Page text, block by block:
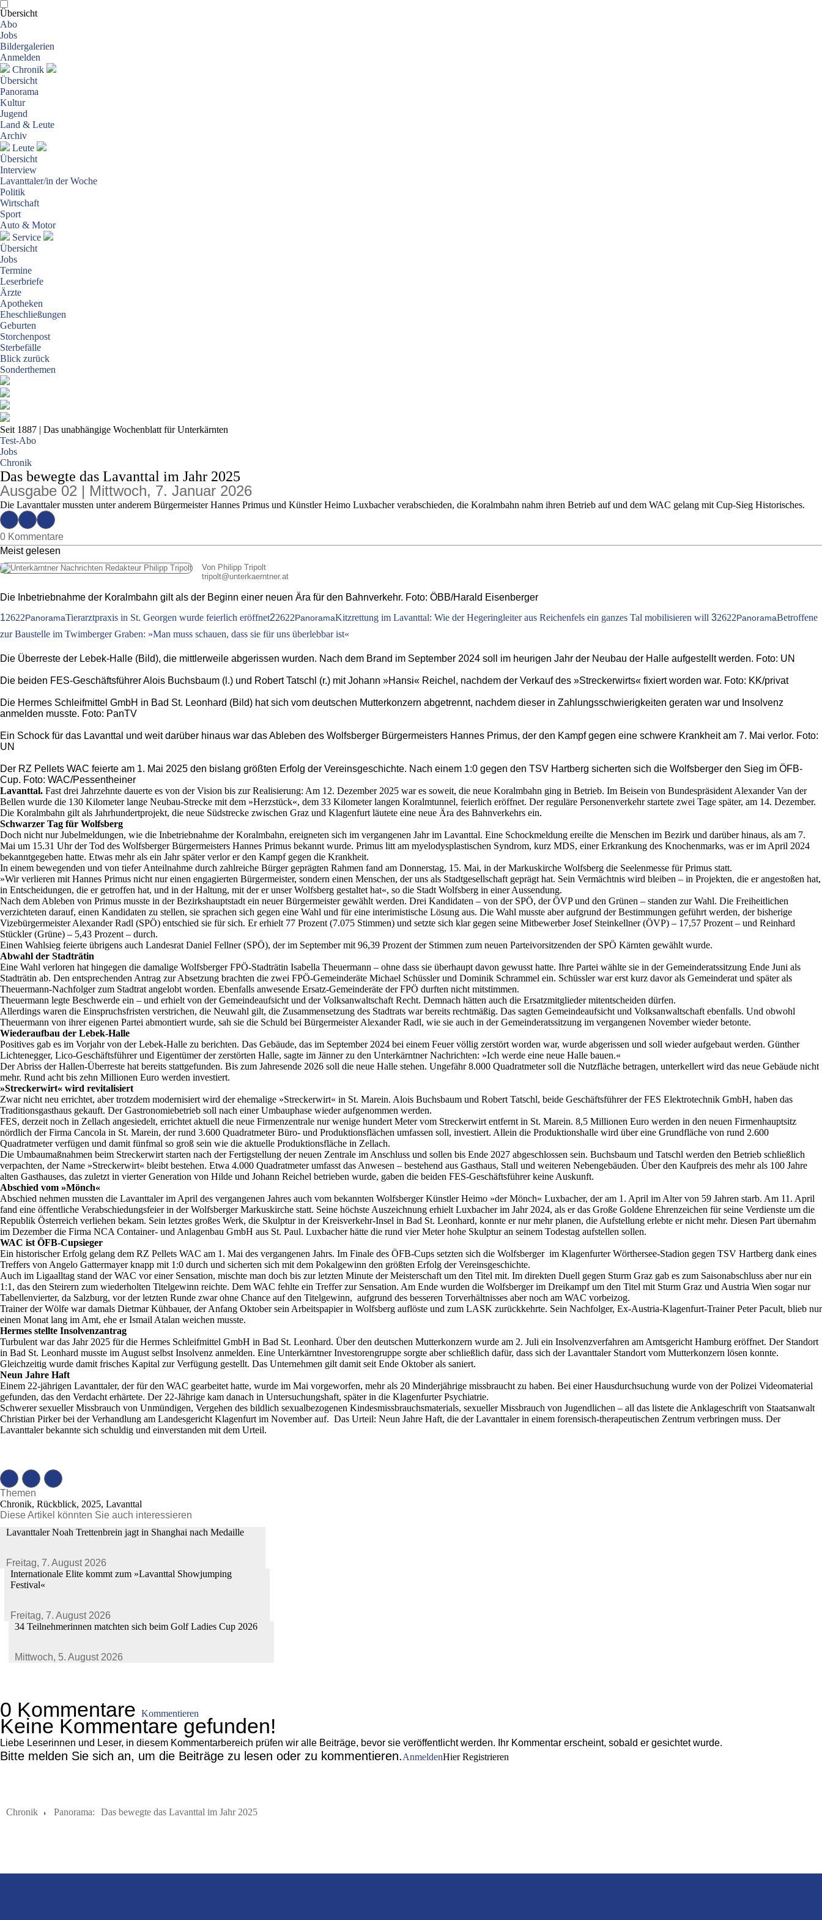
Übersicht
Abo
Jobs
Bildergalerien
Anmelden
Chronik
Übersicht
Panorama
Kultur
Jugend
Land & Leute
Archiv
Leute
Übersicht
Interview
Lavanttaler/in der Woche
Politik
Wirtschaft
Sport
Auto & Motor
Service
Übersicht
Jobs
Termine
Leserbriefe
Ärzte
Apotheken
Eheschließungen
Geburten
Storchenpost
Sterbefälle
Blick zurück
Sonderthemen
Seit 1887 | Das unabhängige Wochenblatt für Unterkärnten
Test-Abo
Jobs
Chronik
Das bewegte das Lavanttal im Jahr 2025
Ausgabe 02 | Mittwoch, 7. Januar 2026
Die Lavanttaler mussten unter anderem Bürgermeister Hannes Primus und Künstler Heimo Luxbacher verabschieden, die Koralmbahn nahm ihren Betrieb auf und dem WAC gelang mit Cup-Sieg Historisches.
0 Kommentare
Meist gelesen
Von Philipp Tripolt
tripolt@unterkaerntner.at
Die Inbetriebnahme der Koralmbahn gilt als der Beginn einer neuen Ära für den Bahnverkehr. Foto: ÖBB/Harald Eisenberger
12622PanoramaTierarztpraxis in St. Georgen wurde feierlich eröffnet22622PanoramaKitzrettung im Lavanttal: Wie der Hegeringleiter aus Reichenfels ein ganzes Tal mobilisieren will 32622PanoramaBetroffene
zur Baustelle im Twimberger Graben: »Man muss schauen, dass sie für uns überlebbar ist«
Die Überreste der Lebek-Halle (Bild), die mittlerweile abgerissen wurden. Nach dem Brand im September 2024 soll im heurigen Jahr der Neubau der Halle aufgestellt werden. Foto: UN
Die beiden FES-Geschäftsführer Alois Buchsbaum (l.) und Robert Tatschl (r.) mit Johann »Hansi« Reichel, nachdem der Verkauf des »Streckerwirts« fixiert worden war. Foto: KK/privat
Die Hermes Schleifmittel GmbH in Bad St. Leonhard (Bild) hat sich vom deutschen Mutterkonzern abgetrennt, nachdem dieser in Zahlungsschwierigkeiten geraten war und Insolvenz
anmelden musste. Foto: PanTV
Ein Schock für das Lavanttal und weit darüber hinaus war das Ableben des Wolfsberger Bürgermeisters Hannes Primus, der den Kampf gegen eine schwere Krankheit am 7. Mai verlor. Foto:
UN
Der RZ Pellets WAC feierte am 1. Mai 2025 den bislang größten Erfolg der Vereinsgeschichte. Nach einem 1:0 gegen den TSV Hartberg sicherten sich die Wolfsberger den Sieg im ÖFB-
Cup. Foto: WAC/Pessentheiner
Lavanttal. Fast drei Jahrzehnte dauerte es von der Vision bis zur Realisierung: Am 12. Dezember 2025 war es soweit, die neue Koralmbahn ging in Betrieb. Im Beisein von Bundespräsident Alexander Van der
Bellen wurde die 130 Kilometer lange Neubau-Strecke mit dem »Herzstück«, dem 33 Kilometer langen Koralmtunnel, feierlich eröffnet. Der reguläre Personenverkehr startete zwei Tage später, am 14. Dezember.
Die Koralmbahn gilt als Jahrhundertprojekt, die neue Südstrecke zwischen Graz und Klagenfurt läutete eine neue Ära des Bahnverkehrs ein.
Schwarzer Tag für Wolfsberg
Doch nicht nur Jubelmeldungen, wie die Inbetriebnahme der Koralmbahn, ereigneten sich im vergangenen Jahr im Lavanttal. Eine Schockmeldung ereilte die Menschen im Bezirk und darüber hinaus, als am 7.
Mai um 15.31 Uhr der Tod des Wolfsberger Bürgermeisters Hannes Primus bekannt wurde. Primus litt am myelodysplastischen Syndrom, kurz MDS, einer Erkrankung des Knochenmarks, was er im April 2024
bekanntgegeben hatte. Etwas mehr als ein Jahr später verlor er den Kampf gegen die Krankheit.
In einem bewegenden und von tiefer Anteilnahme durch zahlreiche Bürger geprägten Rahmen fand am Donnerstag, 15. Mai, in der Markuskirche Wolfsberg die Seelenmesse für Primus statt.
»Wir verlieren mit Hannes Primus nicht nur einen engagierten Bürgermeister, sondern einen Menschen, der uns als Stadtgesellschaft geprägt hat. Sein Vermächtnis wird bleiben – in Projekten, die er angestoßen hat,
in Entscheidungen, die er getroffen hat, und in der Haltung, mit der er unser Wolfsberg gestaltet hat«, so die Stadt Wolfsberg in einer Aussendung.
Nach dem Ableben von Primus musste in der Bezirkshauptstadt ein neuer Bürgermeister gewählt werden. Drei Kandidaten – von der SPÖ, der ÖVP und den Grünen – standen zur Wahl. Die Freiheitlichen
verzichteten darauf, einen Kandidaten zu stellen, sie sprachen sich gegen eine Wahl und für eine interimistische Lösung aus. Die Wahl musste aber aufgrund der Bestimmungen geführt werden, der bisherige
Vizebürgermeister Alexander Radl (SPÖ) entschied sie für sich. Er erhielt 77 Prozent (7.075 Stimmen) und setzte sich klar gegen seine Mitbewerber Josef Steinkellner (ÖVP) – 17,57 Prozent – und Reinhard
Stückler (Grüne) – 5,43 Prozent – durch.
Einen Wahlsieg feierte übrigens auch Landesrat Daniel Fellner (SPÖ), der im September mit 96,39 Prozent der Stimmen zum neuen Parteivorsitzenden der SPÖ Kärnten gewählt wurde.
Abwahl der Stadträtin
Eine Wahl verloren hat hingegen die damalige Wolfsberger FPÖ-Stadträtin Isabella Theuermann – ohne dass sie überhaupt davon gewusst hatte. Ihre Partei wählte sie in der Gemeinderatssitzung Ende Juni als
Stadträtin ab. Den entsprechenden Antrag zur Absetzung brachten die zwei FPÖ-Gemeinderäte Michael Schüssler und Dominik Schrammel ein. Schüssler war erst kurz davor als Gemeinderat und später als
Theuermann-Nachfolger zum Stadtrat angelobt worden. Ebenfalls anwesende Ersatz-Gemeinderäte der FPÖ durften nicht mitstimmen.
Theuermann legte Beschwerde ein – und erhielt von der Gemeindeaufsicht und der Volksanwaltschaft Recht. Demnach hätten auch die Ersatzmitglieder mitentscheiden dürfen.
Allerdings waren die Einspruchsfristen verstrichen, die Neuwahl gilt, die Zusammensetzung des Stadtrats war bereits rechtmäßig. Das sagten Gemeindeaufsicht und Volksanwaltschaft ebenfalls. Und obwohl
Theuermann von ihrer eigenen Partei abmontiert wurde, sah sie die Schuld bei Bürgermeister Alexander Radl, wie sie auch in der Gemeinderatssitzung im vergangenen November wieder betonte.
Wiederaufbau der Lebek-Halle
Positives gab es im Vorjahr von der Lebek-Halle zu berichten. Das Gebäude, das im September 2024 bei einem Feuer völlig zerstört worden war, wurde abgerissen und soll wieder aufgebaut werden. Günther
Lichtenegger, Lico-Geschäftsführer und Eigentümer der zerstörten Halle, sagte im Jänner zu den Unterkärntner Nachrichten: »Ich werde eine neue Halle bauen.«
Der Abriss der Hallen-Überreste hat bereits stattgefunden. Bis zum Jahresende 2026 soll die neue Halle stehen. Ungefähr 8.000 Quadratmeter soll die Nutzfläche betragen, unterkellert wird das neue Gebäude nicht
mehr. Rund acht bis zehn Millionen Euro werden investiert.
»Streckerwirt« wird revitalisiert
Zwar nicht neu errichtet, aber trotzdem modernisiert wird der ehemalige »Streckerwirt« in St. Marein. Alois Buchsbaum und Robert Tatschl, beide Geschäftsführer der FES Elektrotechnik GmbH, haben das
Traditionsgasthaus gekauft. Der Gastronomiebetrieb soll nach einer Umbauphase wieder aufgenommen werden.
FES, derzeit noch in Zellach angesiedelt, errichtet aktuell die neue Firmenzentrale nur wenige hundert Meter vom Streckerwirt entfernt in St. Marein. 8,5 Millionen Euro werden in den neuen Firmenhauptsitz
nördlich der Firma Cancola in St. Marein, der rund 3.600 Quadratmeter Büro- und Produktionsflächen umfassen soll, investiert. Allein die Produktionshalle wird über eine Grundfläche von rund 2.600
Quadratmeter verfügen und damit fünfmal so groß sein wie die aktuelle Produktionsfläche in Zellach.
Die Umbaumaßnahmen beim Streckerwirt starten nach der Fertigstellung der neuen Zentrale im Anschluss und sollen bis Ende 2027 abgeschlossen sein. Buchsbaum und Tatschl werden den Betrieb schließlich
verpachten, der Name »Streckerwirt« bleibt bestehen. Etwa 4.000 Quadratmeter umfasst das Anwesen – bestehend aus Gasthaus, Stall und weiteren Nebengebäuden. Über den Kaufpreis des mehr als 100 Jahre
alten Gasthauses, das zuletzt in vierter Generation von Hilde und Johann Reichel betrieben wurde, gaben die beiden FES-Geschäftsführer keine Auskunft.
Abschied vom »Mönch«
Abschied nehmen mussten die Lavanttaler im April des vergangenen Jahres auch vom bekannten Wolfsberger Künstler Heimo »der Mönch« Luxbacher, der am 1. April im Alter von 59 Jahren starb. Am 11. April
fand eine öffentliche Verabschiedungsfeier in der Wolfsberger Markuskirche statt. Seine höchste Auszeichnung erhielt Luxbacher im Jahr 2024, als er das Große Goldene Ehrenzeichen für seine Verdienste um die
Republik Österreich verliehen bekam. Sein letztes großes Werk, die Skulptur in der Kreisverkehr-Insel in Bad St. Leonhard, konnte er nur mehr planen, die Aufstellung erlebte er nicht mehr. Diesen Part übernahm
im Dezember die Firma NCA Container- und Anlagenbau GmbH aus St. Paul. Luxbacher hätte die rund vier Meter hohe Skulptur an seinem Todestag aufstellen sollen.
WAC ist ÖFB-Cupsieger
Ein historischer Erfolg gelang dem RZ Pellets WAC am 1. Mai des vergangenen Jahrs. Im Finale des ÖFB-Cups setzten sich die Wolfsberger im Klagenfurter Wörthersee-Stadion gegen TSV Hartberg dank eines
Treffers von Angelo Gattermayer knapp mit 1:0 durch und sicherten sich mit dem Pokalgewinn den größten Erfolg der Vereinsgeschichte.
Auch im Ligaalltag stand der WAC vor einer Sensation, mischte man doch bis zur letzten Minute der Meisterschaft um den Titel mit. Im direkten Duell gegen Sturm Graz gab es zum Saisonabschluss aber nur ein
1:1, das den Steirern zum wiederholten Titelgewinn reichte. Dem WAC fehlte ein Treffer zur Sensation. Am Ende wurden die Wolfsberger im Dreikampf um den Titel mit Sturm Graz und Austria Wien sogar nur
Tabellenvierter, da Salzburg, vor der letzten Runde zwar ohne Chance auf den Titelgewinn, aufgrund des besseren Torverhältnisses aber noch am WAC vorbeizog.
Trainer der Wölfe war damals Dietmar Kühbauer, der Anfang Oktober sein Arbeitspapier in Wolfsberg auflöste und zum LASK zurückkehrte. Sein Nachfolger, Ex-Austria-Klagenfurt-Trainer Peter Pacult, blieb nur
einen Monat lang im Amt, ehe er Ismail Atalan weichen musste.
Hermes stellte Insolvenzantrag
Turbulent war das Jahr 2025 für die Hermes Schleifmittel GmbH in Bad St. Leonhard. Über den deutschen Mutterkonzern wurde am 2. Juli ein Insolvenzverfahren am Amtsgericht Hamburg eröffnet. Der Standort
in Bad St. Leonhard musste im August selbst Insolvenz anmelden. Eine Unterkärntner Investorengruppe sorgte aber schließlich dafür, dass sich der Lavanttaler Standort vom Mutterkonzern lösen konnte.
Gleichzeitig wurde damit frisches Kapital zur Verfügung gestellt. Das Unternehmen gilt damit seit Ende Oktober als saniert.
Neun Jahre Haft
Einem 22-jährigen Lavanttaler, der für den WAC gearbeitet hatte, wurde im Mai vorgeworfen, mehr als 20 Minderjährige missbraucht zu haben. Bei einer Hausdurchsuchung wurde von der Polizei Videomaterial
gefunden, das den Verdacht erhärtete. Der 22-Jährige kam danach in Untersuchungshaft, später in die Klagenfurter Psychiatrie.
Schwerer sexueller Missbrauch von Unmündigen, Vergehen des bildlich sexualbezogenen Kindesmissbrauchsmaterials, sexueller Missbrauch von Jugendlichen – all das listete die Anklageschrift von Staatsanwalt
Christian Pirker bei der Verhandlung am Landesgericht Klagenfurt im November auf. Das Urteil: Neun Jahre Haft, die der Lavanttaler in einem forensisch-therapeutischen Zentrum verbringen muss. Der
Lavanttaler bekannte sich schuldig und einverstanden mit dem Urteil.
Themen
Chronik, Rückblick, 2025, Lavanttal
Diese Artikel könnten Sie auch interessieren
Lavanttaler Noah Trettenbrein jagt in Shanghai nach Medaille
Freitag, 7. August 2026
Internationale Elite kommt zum »Lavanttal Showjumping
Festival«
Freitag, 7. August 2026
34 Teilnehmerinnen matchten sich beim Golf Ladies Cup 2026
Mittwoch, 5. August 2026
0 Kommentare Kommentieren
Keine Kommentare gefunden!
Liebe Leserinnen und Leser, in diesem Kommentarbereich prüfen wir alle Beiträge, bevor sie veröffentlicht werden. Ihr Kommentar erscheint, sobald er gesichtet wurde.
Bitte melden Sie sich an, um die Beiträge zu lesen oder zu kommentieren.AnmeldenHier Registrieren
Chronik Panorama: Das bewegte das Lavanttal im Jahr 2025